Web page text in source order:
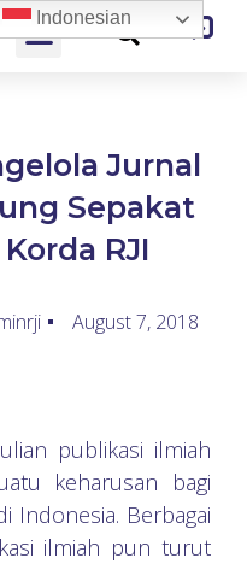
Jurnal
Sepakat
RJI
August 7, 2018
publikasi ilmiah
keharusan bagi
Indonesia. Berbagai
ilmiah pun turut
Indonesian